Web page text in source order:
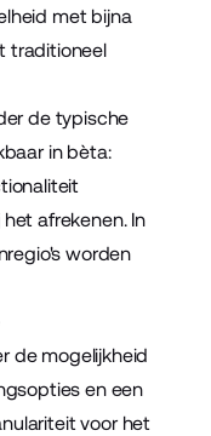
met bijna
traditioneel
de typische
in bèta:
afrekenen. In
worden
de mogelijkheid
en een
voor het